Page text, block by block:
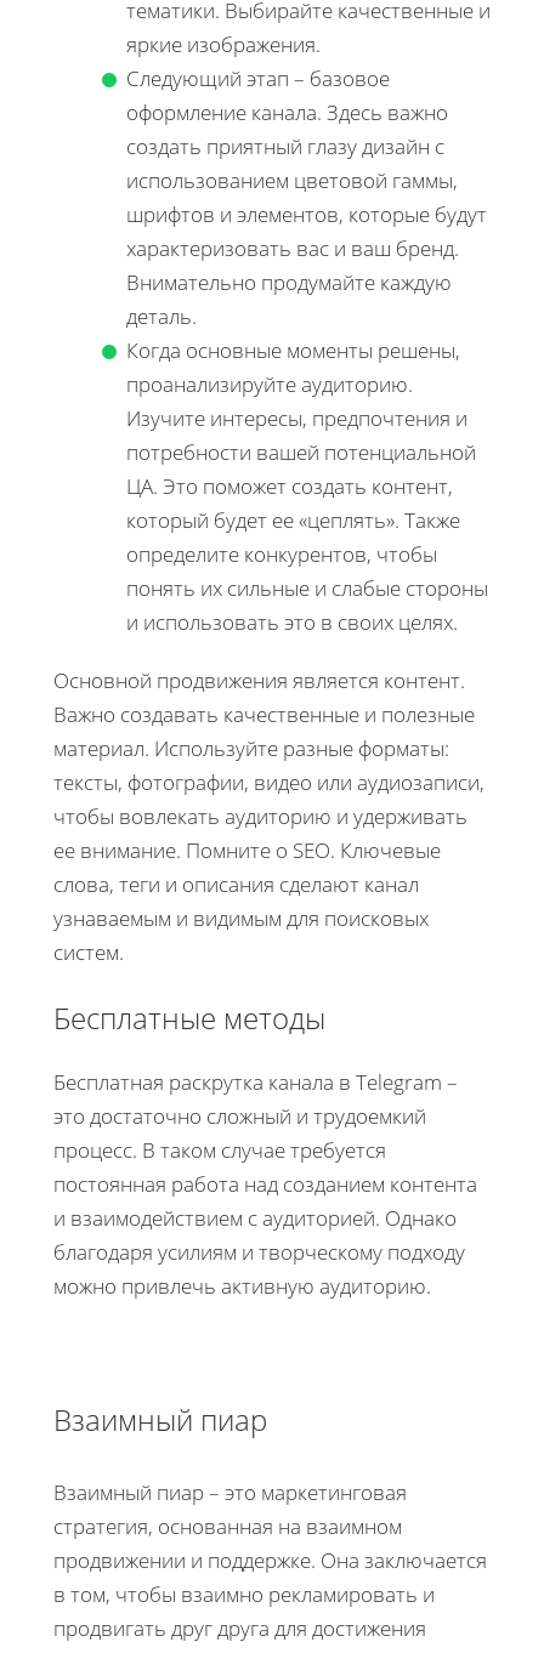
тематики. Выбирайте качественные и
яркие изображения.
Следующий этап – базовое
оформление канала. Здесь важно
создать приятный глазу дизайн с
использованием цветовой гаммы,
шрифтов и элементов, которые будут
характеризовать вас и ваш бренд.
Внимательно продумайте каждую
деталь.
Когда основные моменты решены,
проанализируйте аудиторию.
Изучите интересы, предпочтения и
потребности вашей потенциальной
ЦА. Это поможет создать контент,
который будет ее «цеплять». Также
определите конкурентов, чтобы
понять их сильные и слабые стороны
и использовать это в своих целях.
Основной продвижения является контент.
Важно создавать качественные и полезные
материал. Используйте разные форматы:
тексты, фотографии, видео или аудиозаписи,
чтобы вовлекать аудиторию и удерживать
ее внимание. Помните о SEO. Ключевые
слова, теги и описания сделают канал
узнаваемым и видимым для поисковых
систем.
Бесплатные методы
Бесплатная раскрутка канала в Telegram –
это достаточно сложный и трудоемкий
процесс. В таком случае требуется
постоянная работа над созданием контента
и взаимодействием с аудиторией. Однако
благодаря усилиям и творческому подходу
можно привлечь активную аудиторию.
Взаимный пиар
Взаимный пиар – это маркетинговая
стратегия, основанная на взаимном
продвижении и поддержке. Она заключается
в том, чтобы взаимно рекламировать и
продвигать друг друга для достижения